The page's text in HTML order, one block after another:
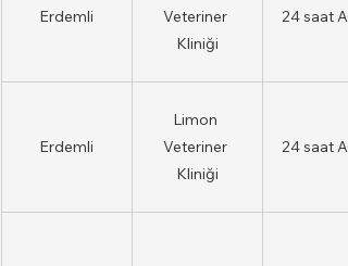
Erdemli
Veteriner
Kliniği
24 saat
Erdemli
Limon
Veteriner
Kliniği
24 saat